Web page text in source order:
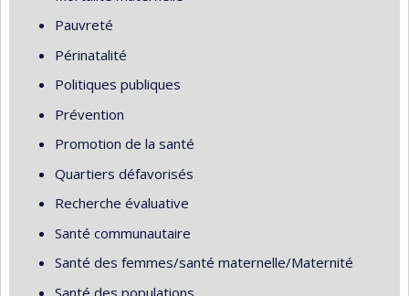
Pauvreté
Périnatalité
Politiques publiques
Prévention
Promotion de la santé
Quartiers défavorisés
Recherche évaluative
Santé communautaire
Santé des femmes/santé maternelle/Maternité
Santé des populations